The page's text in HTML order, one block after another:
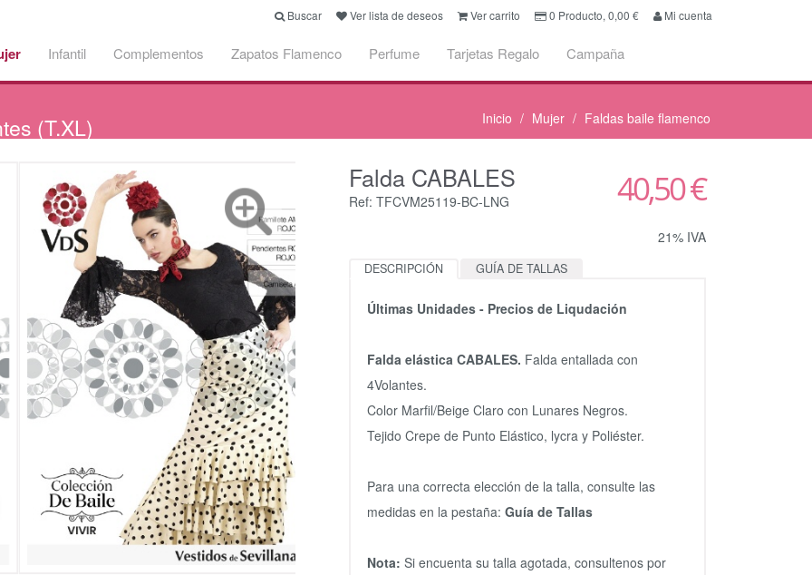
Buscar Ver lista de deseos Ver carrito 0 Producto, 0,00 € Mi cuenta
Infantil Complementos Zapatos Flamenco Perfume Tarjetas Regalo Campaña
(T.XL) Inicio Mujer Faldas baile flamenco
Falda CABALES
Ref: TFCVM25119-BC-LNG 40,50 €
21% IVA
DESCRIPCIÓN GUÍA DE TALLAS
Últimas Unidades - Precios de Liqudación
Falda elástica CABALES. Falda entallada con
4Volantes.
Color Marfil/Beige Claro con Lunares Negros.
Tejido Crepe de Punto Elástico, lycra y Poliéster.
Para una correcta elección de la talla, consulte las
medidas en la pestaña:Guía de Tallas
Nota:Si encuenta su talla agotada, consultenos por